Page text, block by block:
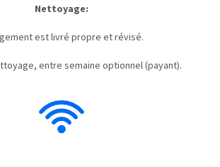
Nettoyage:
est livré propre et révisé.
entre semaine optionnel (payant).